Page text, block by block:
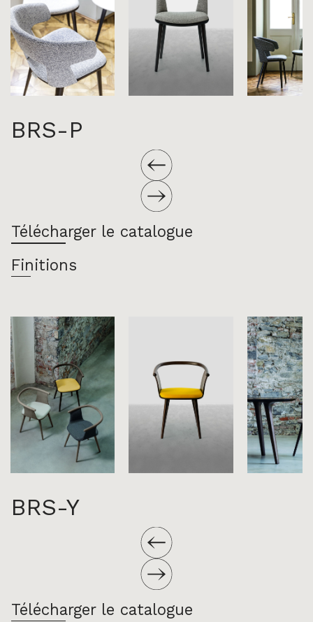
BRS-P
Télécharger le catalogue
Finitions
BRS-Y
Télécharger le catalogue